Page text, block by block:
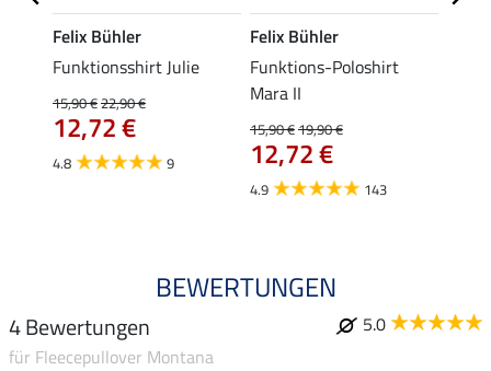
Felix Bühler
Funktionsshirt Julie
15,90 €22,90 €
12,72 €
4.8 9
Felix Bühler
Funktions-Poloshirt
Mara II
15,90 €19,90 €
12,72 €
4.9 143
BEWERTUNGEN
4 Bewertungen
5.0
für Fleecepullover Montana